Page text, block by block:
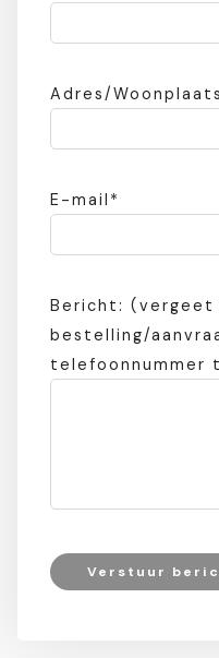
Adres/
E-mail*
Bericht: (vergeet
bestelling/
telefoonnummer
Verstuur